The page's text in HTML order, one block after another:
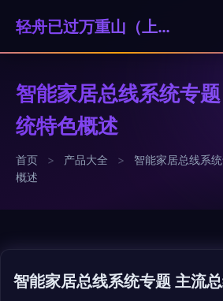
轻舟已过万重山（上海）科技贸易有限公司
智能家居总线系统专
统特色概述
首页 > 产品大全 >
智能家居总线系
概述
智能家居总线系统专题 主流